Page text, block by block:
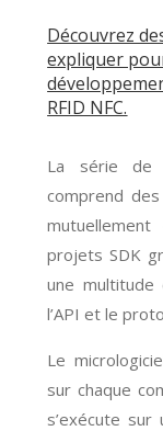
Découvrez
expliquer
RFID NFC.
La série de
comprend
projets SDK
une multitude
l’API et le
Le
sur chaque
s’exécute